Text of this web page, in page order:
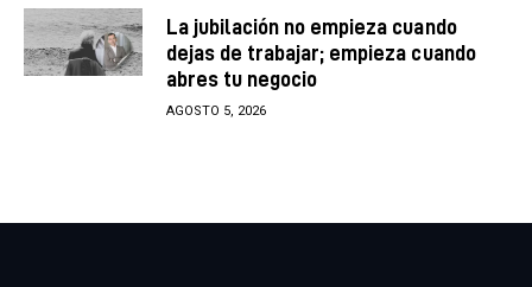
La jubilación no empieza cuando
dejas de trabajar; empieza cuando
abres tu negocio
AGOSTO 5, 2026